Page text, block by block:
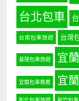
台北包車
台南包車旅遊 台灣
基隆包車旅遊 宜
宜蘭包車推薦 宜